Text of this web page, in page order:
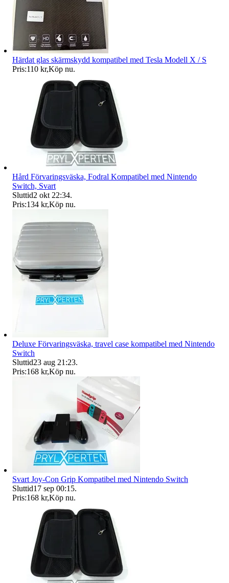
Härdat glas skärmskydd kompatibel med Tesla Modell X / S
Pris:110 kr,Köp nu.
Hård Förvaringsväska, Fodral Kompatibel med Nintendo
Switch, Svart
Sluttid2 okt 22:34.
Pris:134 kr,Köp nu.
Deluxe Förvaringsväska, travel case kompatibel med Nintendo
Switch
Sluttid23 aug 21:23.
Pris:168 kr,Köp nu.
Svart Joy-Con Grip Kompatibel med Nintendo Switch
Sluttid17 sep 00:15.
Pris:168 kr,Köp nu.